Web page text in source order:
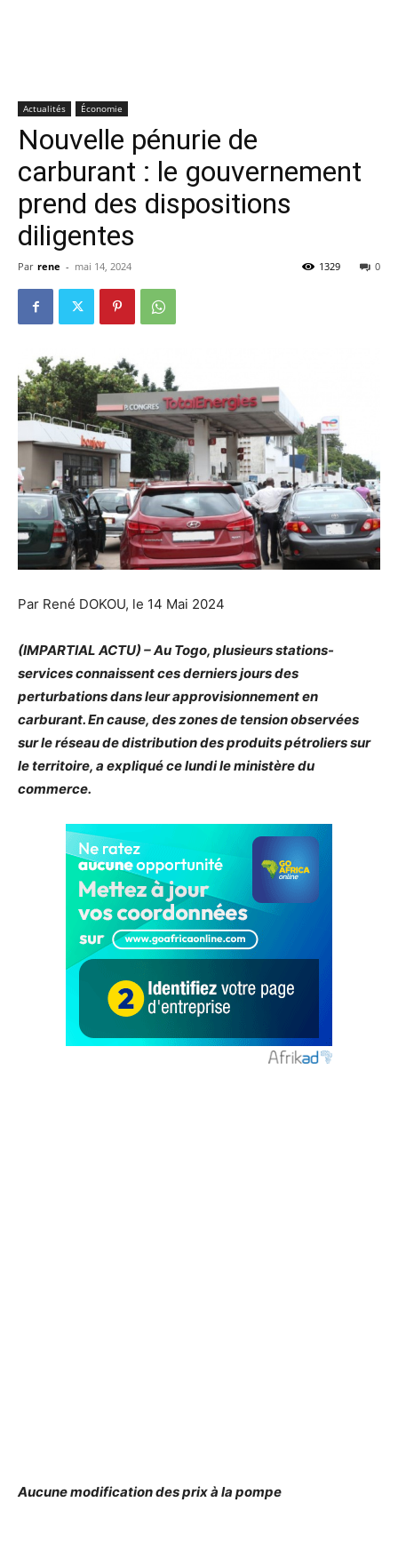
Actualités Économie
Nouvelle pénurie de
carburant : le gouvernement
prend des dispositions
diligentes
Par rene - mai 14, 2024 0
1329
Par René DOKOU, le 14 Mai 2024
(IMPARTIAL ACTU) – Au Togo, plusieurs stations-
services connaissent ces derniers jours des
perturbations dans leur approvisionnement en
carburant. En cause, des zones de tension observées
sur le réseau de distribution des produits pétroliers sur
le territoire, a expliqué ce lundi le ministère du
commerce.
Aucune modification des prix à la pompe